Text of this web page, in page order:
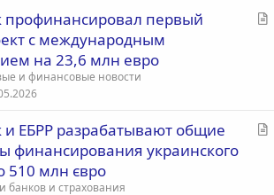
С
первый
с международным
на 23,6 млн евро
и финансовые новости
С
ЕБРР разрабатывают общие
финансирования украинского
510 млн євро
банков и страхования